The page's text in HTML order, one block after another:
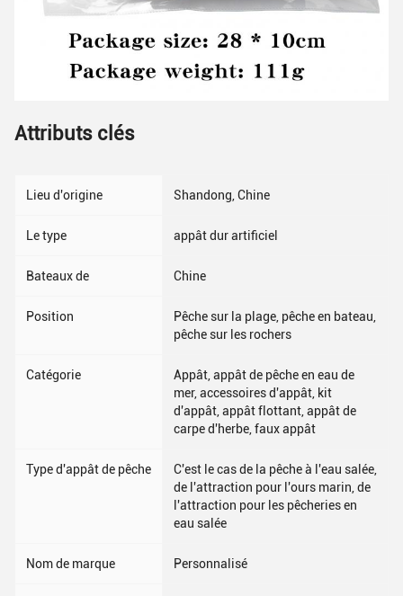
Attributs clés
Lieu d'origine Shandong, Chine
Le type appât dur artificiel
Bateaux de Chine
Position
Pêche sur la plage, pêche en bateau,
pêche sur les rochers
Catégorie
Appât, appât de pêche en eau de
mer, accessoires d'appât, kit
d'appât, appât flottant, appât de
carpe d'herbe, faux appât
Type d'appât de pêche
C'est le cas de la pêche à l'eau salée,
de l'attraction pour l'ours marin, de
l'attraction pour les pêcheries en
eau salée
Nom de marque Personnalisé